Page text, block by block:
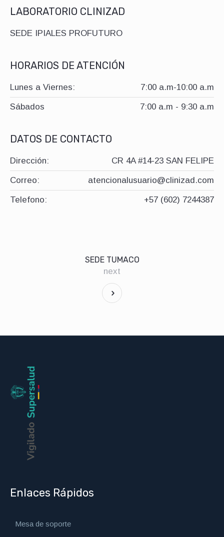
LABORATORIO CLINIZAD
SEDE IPIALES PROFUTURO
HORARIOS DE ATENCIÓN
Lunes a Viernes: 7:00 a.m-10:00 a.m
Sábados 7:00 a.m - 9:30 a.m
DATOS DE CONTACTO
Dirección: CR 4A #14-23 SAN FELIPE
Correo: atencionalusuario@clinizad.com
Telefono: +57 (602) 7244387
SEDE TUMACO
next
Enlaces Rápidos
Mesa de soporte